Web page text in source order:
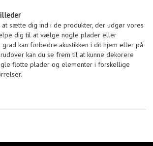
sætte dig ind i de produkter, der udgør vores
dig til at vælge nogle plader eller
kan forbedre akustikken i dit hjem eller på
kan du se frem til at kunne dekorere
flotte plader og elementer i forskellige